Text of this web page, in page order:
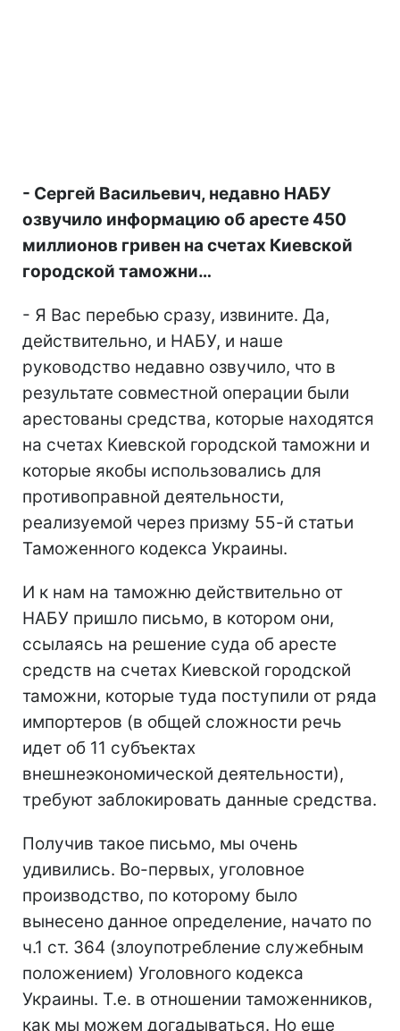
- Сергей Васильевич, недавно НАБУ
озвучило информацию об аресте 450
миллионов гривен на счетах Киевской
городской таможни…
- Я Вас перебью сразу, извините. Да,
действительно, и НАБУ, и наше
руководство недавно озвучило, что в
результате совместной операции были
арестованы средства, которые находятся
на счетах Киевской городской таможни и
которые якобы использовались для
противоправной деятельности,
реализуемой через призму 55-й статьи
Таможенного кодекса Украины.
И к нам на таможню действительно от
НАБУ пришло письмо, в котором они,
ссылаясь на решение суда об аресте
средств на счетах Киевской городской
таможни, которые туда поступили от ряда
импортеров (в общей сложности речь
идет об 11 субъектах
внешнеэкономической деятельности),
требуют заблокировать данные средства.
Получив такое письмо, мы очень
удивились. Во-первых, уголовное
производство, по которому было
вынесено данное определение, начато по
ч.1 ст. 364 (злоупотребление служебным
положением) Уголовного кодекса
Украины. Т.е. в отношении таможенников,
как мы можем догадываться. Но еще